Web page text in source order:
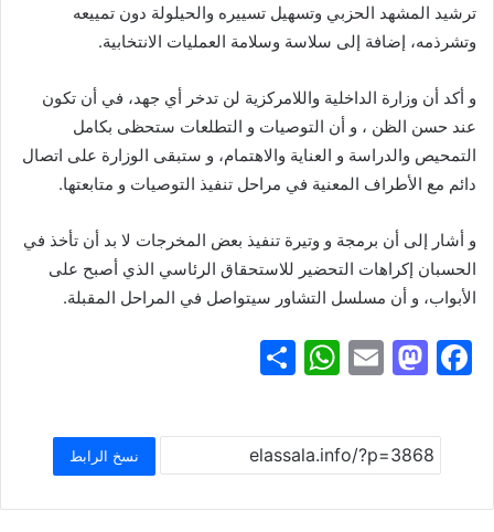
ترشيد المشهد الحزبي وتسهيل تسييره والحيلولة دون تمييعه
وتشرذمه، إضافة إلى سلاسة وسلامة العمليات الانتخابية.
و أكد أن وزارة الداخلية واللامركزية لن تدخر أي جهد، في أن تكون
عند حسن الظن ، و أن التوصيات و التطلعات ستحظى بكامل
التمحيص والدراسة و العناية والاهتمام، و ستبقى الوزارة على اتصال
دائم مع الأطراف المعنية في مراحل تنفيذ التوصيات و متابعتها.
و أشار إلى أن برمجة و وتيرة تنفيذ بعض المخرجات لا بد أن تأخذ في
الحسبان إكراهات التحضير للاستحقاق الرئاسي الذي أصبح على
الأبواب، و أن مسلسل التشاور سيتواصل في المراحل المقبلة.
F
c
e
b
M
st
o
d
E
ai
l
W
at
s
A
ar
e
نسخ الرابط